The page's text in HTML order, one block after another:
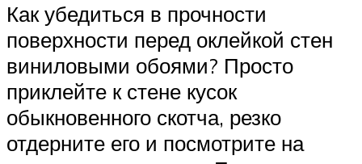
Как убедиться в прочности
поверхности перед оклейкой стен
виниловыми обоями? Просто
приклейте к стене кусок
обыкновенного скотча, резко
отдерните его и посмотрите на